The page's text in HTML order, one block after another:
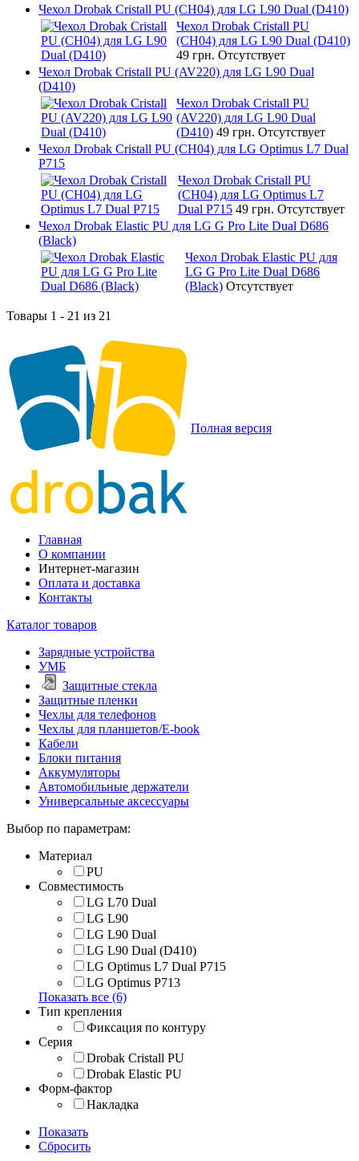
Чехол Drobak Cristall PU (CH04) для LG L90 Dual (D410)
Чехол Drobak Cristall PU
(CH04) для LG L90 Dual (D410)
49 грн. Отсутствует
Чехол Drobak Cristall PU (AV220) для LG L90 Dual
(D410)
Чехол Drobak Cristall PU
(AV220) для LG L90 Dual
(D410) 49 грн. Отсутствует
Чехол Drobak Cristall PU (CH04) для LG Optimus L7 Dual
P715
Чехол Drobak Cristall PU
(CH04) для LG Optimus L7
Dual P715 49 грн. Отсутствует
Чехол Drobak Elastic PU для LG G Pro Lite Dual D686
(Black)
Чехол Drobak Elastic PU для
LG G Pro Lite Dual D686
(Black) Отсутствует
Товары 1 - 21 из 21
Полная версия
Главная
О компании
Интернет-магазин
Оплата и доставка
Контакты
Каталог товаров
Зарядные устройства
УМБ
Защитные стекла
Защитные пленки
Чехлы для телефонов
Чехлы для планшетов/E-book
Кабели
Блоки питания
Аккумуляторы
Автомобильные держатели
Универсальные аксессуары
Выбор по параметрам:
Материал
PU
Совместимость
LG L70 Dual
LG L90
LG L90 Dual
LG L90 Dual (D410)
LG Optimus L7 Dual P715
LG Optimus P713
Показать все (6)
Тип крепления
Фиксация по контуру
Серия
Drobak Cristall PU
Drobak Elastic PU
Форм-фактор
Накладка
Показать
Сбросить